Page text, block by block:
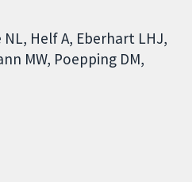
NL Helf A Eberhart LHJ
MW Poepping DM